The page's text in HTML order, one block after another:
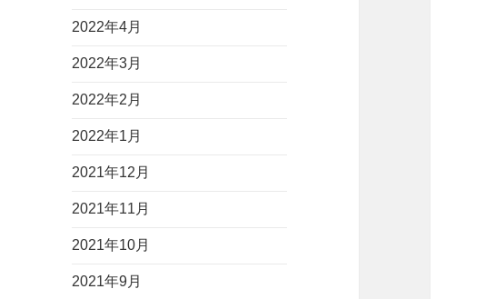
2022年4月
2022年3月
2022年2月
2022年1月
2021年12月
2021年11月
2021年10月
2021年9月